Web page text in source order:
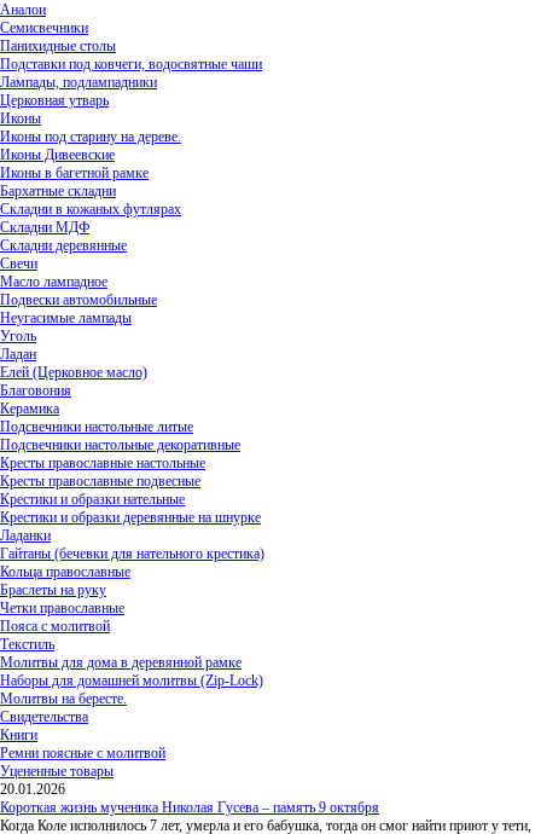
Аналои
Семисвечники
Панихидные столы
Подставки под ковчеги, водосвятные чаши
Лампады, подлампадники
Церковная утварь
Иконы
Иконы под старину на дереве.
Иконы Дивеевские
Иконы в багетной рамке
Бархатные складни
Складни в кожаных футлярах
Складни МДФ
Складни деревянные
Свечи
Масло лампадное
Подвески автомобильные
Неугасимые лампады
Уголь
Ладан
Елей (Церковное масло)
Благовония
Керамика
Подсвечники настольные литые
Подсвечники настольные декоративные
Кресты православные настольные
Кресты православные подвесные
Крестики и образки нательные
Крестики и образки деревянные на шнурке
Ладанки
Гайтаны (бечевки для нательного крестика)
Кольца православные
Браслеты на руку
Четки православные
Пояса с молитвой
Текстиль
Молитвы для дома в деревянной рамке
Наборы для домашней молитвы (Zip-Lock)
Молитвы на бересте.
Свидетельства
Книги
Ремни поясные с молитвой
Уцененные товары
20.01.2026
Короткая жизнь мученика Николая Гусева – память 9 октября
Когда Коле исполнилось 7 лет, умерла и его бабушка, тогда он смог найти приют у тети,